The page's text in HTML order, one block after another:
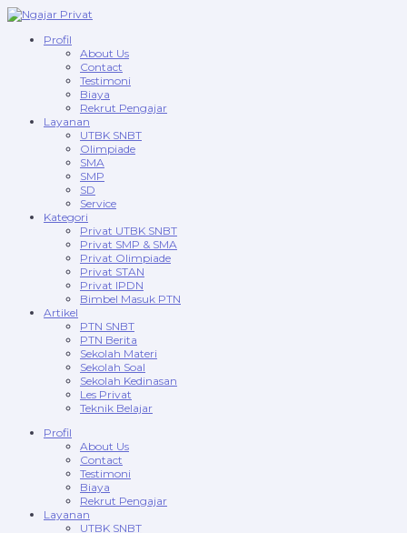
Profil
About Us
Contact
Testimoni
Biaya
Rekrut Pengajar
Layanan
UTBK SNBT
Olimpiade
SMA
SMP
SD
Service
Kategori
Privat UTBK SNBT
Privat SMP & SMA
Privat Olimpiade
Privat STAN
Privat IPDN
Bimbel Masuk PTN
Artikel
PTN SNBT
PTN Berita
Sekolah Materi
Sekolah Soal
Sekolah Kedinasan
Les Privat
Teknik Belajar
Profil
About Us
Contact
Testimoni
Biaya
Rekrut Pengajar
Layanan
UTBK SNBT